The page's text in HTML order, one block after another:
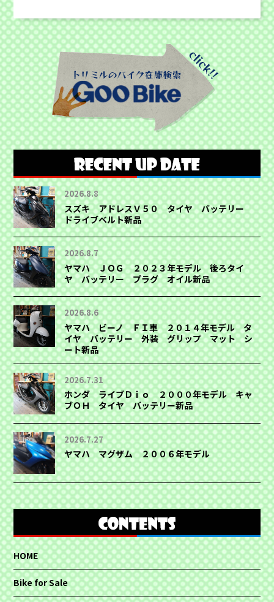
2026.8.8
スズキ アドレスＶ５０ タイヤ バッテリー
ドライブベルト新品
2026.8.7
ヤマハ ＪＯＧ ２０２３年モデル 後ろタイ
ヤ バッテリー プラグ オイル新品
2026.8.6
ヤマハ ビーノ ＦＩ車 ２０１４年モデル タ
イヤ バッテリー 外装 グリップ マット シ
ート新品
2026.7.31
ホンダ ライブＤｉｏ ２０００年モデル キャ
ブＯＨ タイヤ バッテリー新品
2026.7.27
ヤマハ マグザム ２００６年モデル
HOME
Bike for Sale